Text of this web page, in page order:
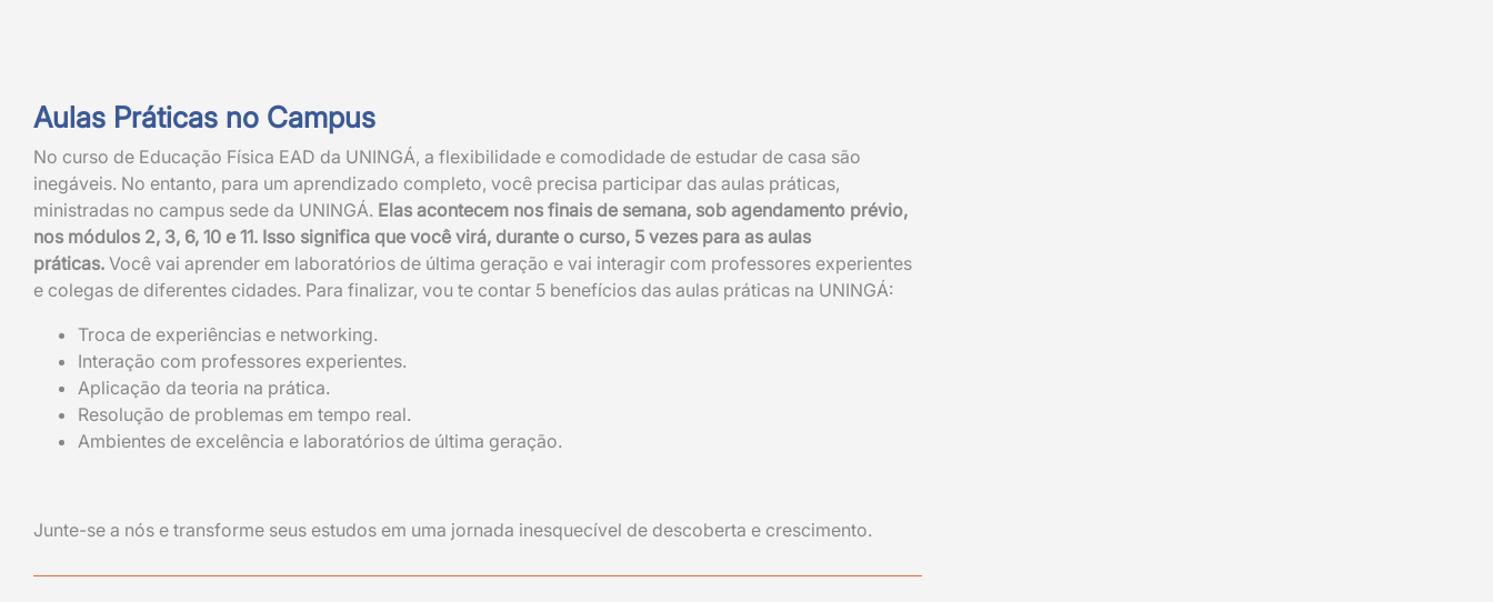
Aulas Práticas no Campus
No curso de Educação Física EAD da UNINGÁ, a flexibilidade e comodidade de estudar de casa são
inegáveis. No entanto, para um aprendizado completo, você precisa participar das aulas práticas,
ministradas no campus sede da UNINGÁ. Elas acontecem nos finais de semana, sob agendamento prévio,
nos módulos 2, 3, 6, 10 e 11. Isso significa que você virá, durante o curso, 5 vezes para as aulas
práticas. Você vai aprender em laboratórios de última geração e vai interagir com professores experientes
e colegas de diferentes cidades. Para finalizar, vou te contar 5 benefícios das aulas práticas na UNINGÁ:
Troca de experiências e networking.
Interação com professores experientes.
Aplicação da teoria na prática.
Resolução de problemas em tempo real.
Ambientes de excelência e laboratórios de última geração.
Junte-se a nós e transforme seus estudos em uma jornada inesquecível de descoberta e crescimento.